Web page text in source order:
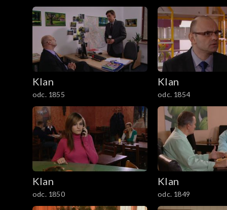
1101–1200
1001–1100
901–1000
801–900
701–800
601–700
501–600
401–500
Klan
odc. 1855
Klan
odc. 1854
Klan
odc. 1850
Klan
odc. 1849